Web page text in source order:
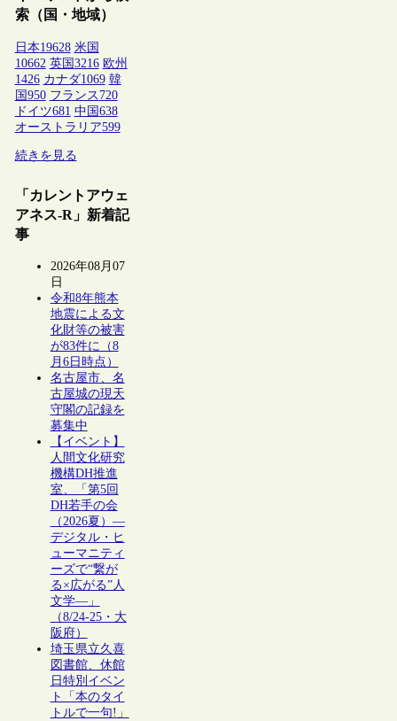
索（国・地域）
日本19628 米国
10662 英国3216 欧州
1426 カナダ1069 韓
国950 フランス 720
ドイツ681 中国638
オーストラリア599
続きを見る
「カレントアウェ
アネス-R」新着記
事
2026年08月07
日
令和8年熊本
地震による文
化財等の被害
が83件に（8
月6日時点）
名古屋市、名
古屋城の現天
守閣の記録を
募集中
【イベント】
人間文化研究
機構DH推進
室、「第5回
DH若手の会
（2026夏）―
デジタル・ヒ
ューマニティ
ーズで“繋が
る×広がる”人
文学―」
（8/24-25・大
阪府）
埼玉県立久喜
図書館、休館
日特別イベン
ト「本のタイ
トルで一句!」